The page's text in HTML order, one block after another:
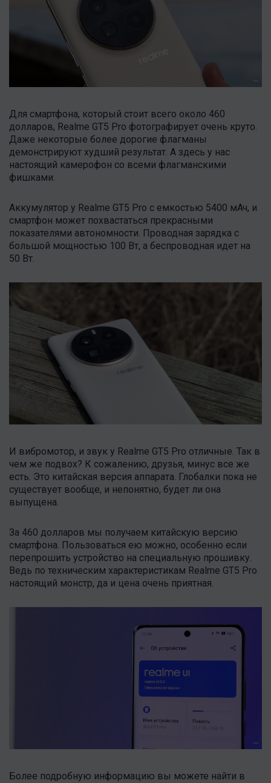
Для смартфона, который стоит всего около 460
долларов, Realme GT5 Pro фотографирует очень круто.
Даже некоторые более дорогие флагманы
демонстрируют худший результат. А здесь у нас
настоящий камерофон со всеми флагманскими
фишками.
Аккумулятор у Realme GT5 Pro с емкостью 5400 мАч, и
смартфон может похвастаться прекрасными
показателями автономности. Проводная зарядка с
большой мощностью 100 Вт, а беспроводная идет на
50 Вт.
И вибромотор, и звук у Realme GT5 Pro отличные. Так в
чем же подвох? К сожалению, друзья, минус все же
есть. Это китайская версия аппарата. Глобалки пока не
существует вообще, и непонятно, будет ли она
выпущена.
За 460 долларов мы получаем китайскую версию
смартфона. Пользоваться ею можно, особенно если
перепрошить устройство на специальную прошивку.
Ведь по техническим характеристикам Realme GT5 Pro
настоящий монстр, да и цена очень приятная.
Более подробную информацию вы можете найти в